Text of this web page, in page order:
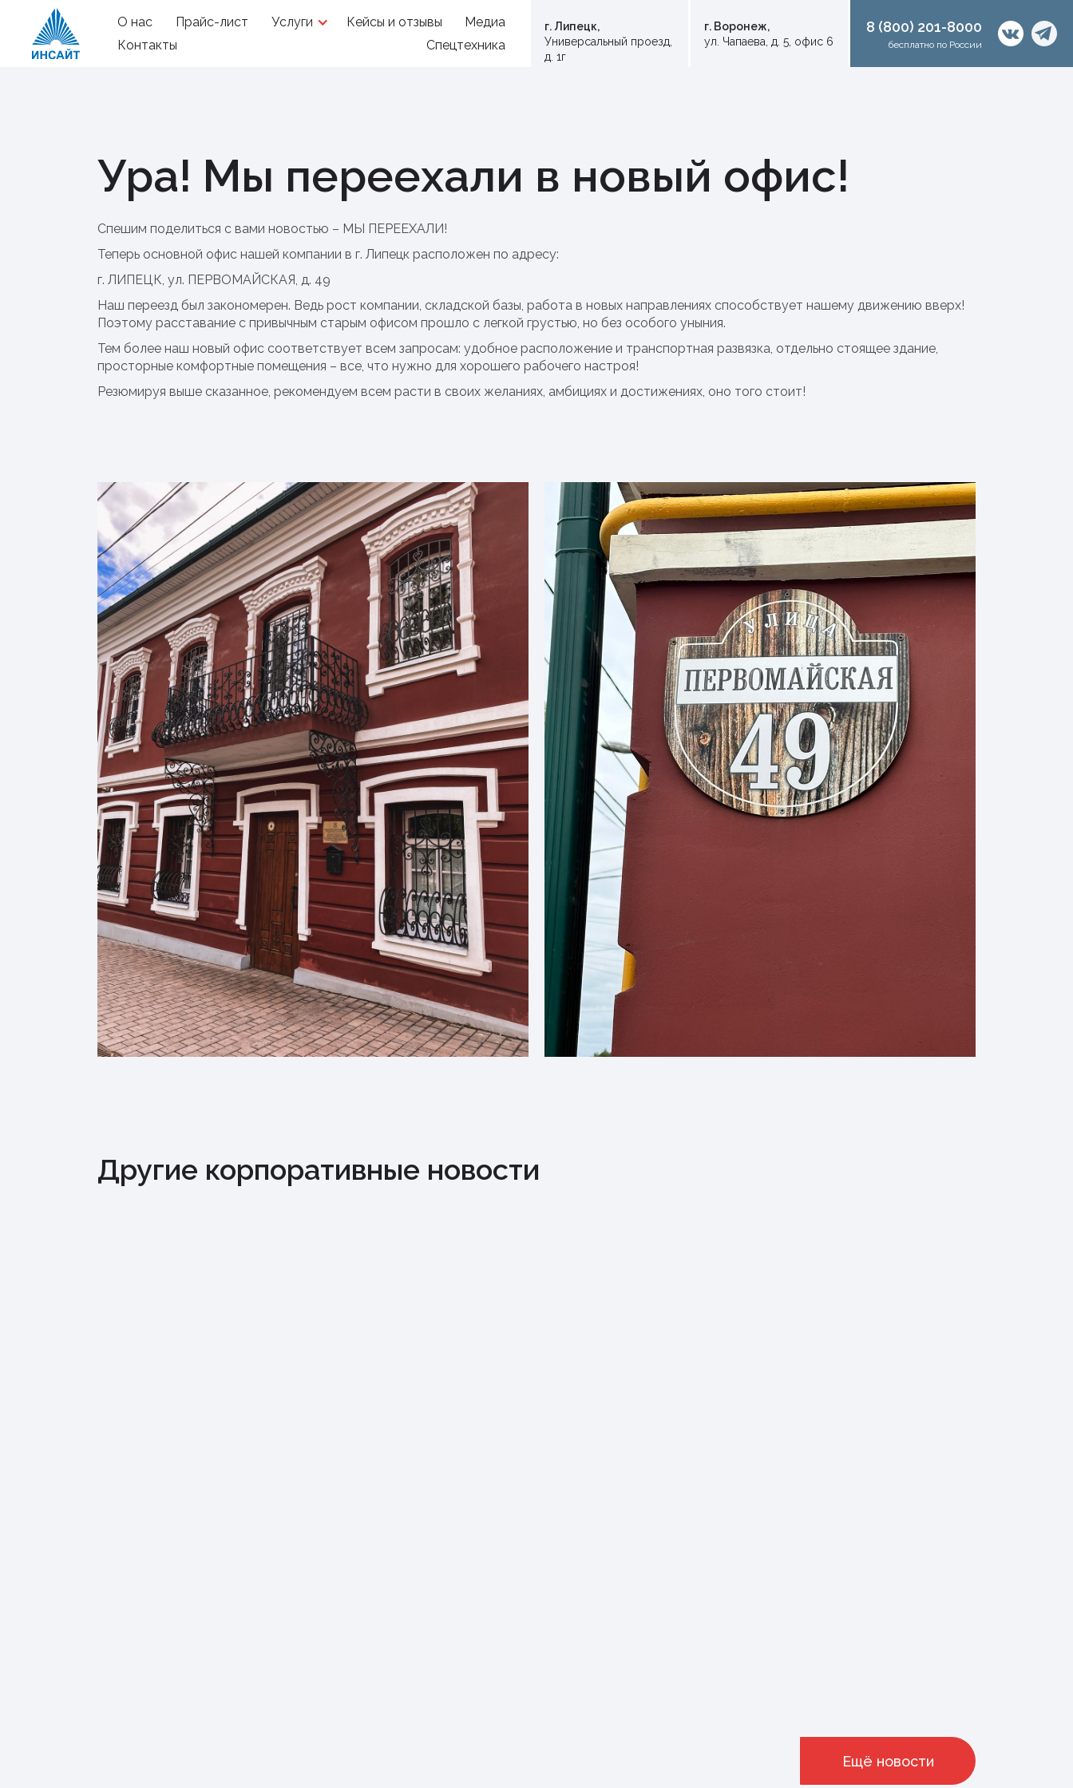
О нас Прайс-лист Услуги Кейсы и отзывы
Медиа
Контакты
Спецтехника
г. Липецк,
Универсальный проезд,
д. 1г
г. Воронеж,
ул. Чапаева, д. 5, офис 6
8 (800) 201-8000
бесплатно по России
Ура! Мы переехали в новый офис!
Спешим поделиться с вами новостью – МЫ ПЕРЕЕХАЛИ!
Теперь основной офис нашей компании в г. Липецк расположен по адресу:
г. ЛИПЕЦК, ул. ПЕРВОМАЙСКАЯ, д. 49
Наш переезд был закономерен. Ведь рост компании, складской базы, работа в новых направлениях способствует нашему движению вверх!
Поэтому расставание с привычным старым офисом прошло с легкой грустью, но без особого уныния.
Тем более наш новый офис соответствует всем запросам: удобное расположение и транспортная развязка, отдельно стоящее здание,
просторные комфортные помещения – все, что нужно для хорошего рабочего настроя!
Резюмируя выше сказанное, рекомендуем всем расти в своих желаниях, амбициях и достижениях, оно того стоит!
Другие корпоративные новости
Ещё новости